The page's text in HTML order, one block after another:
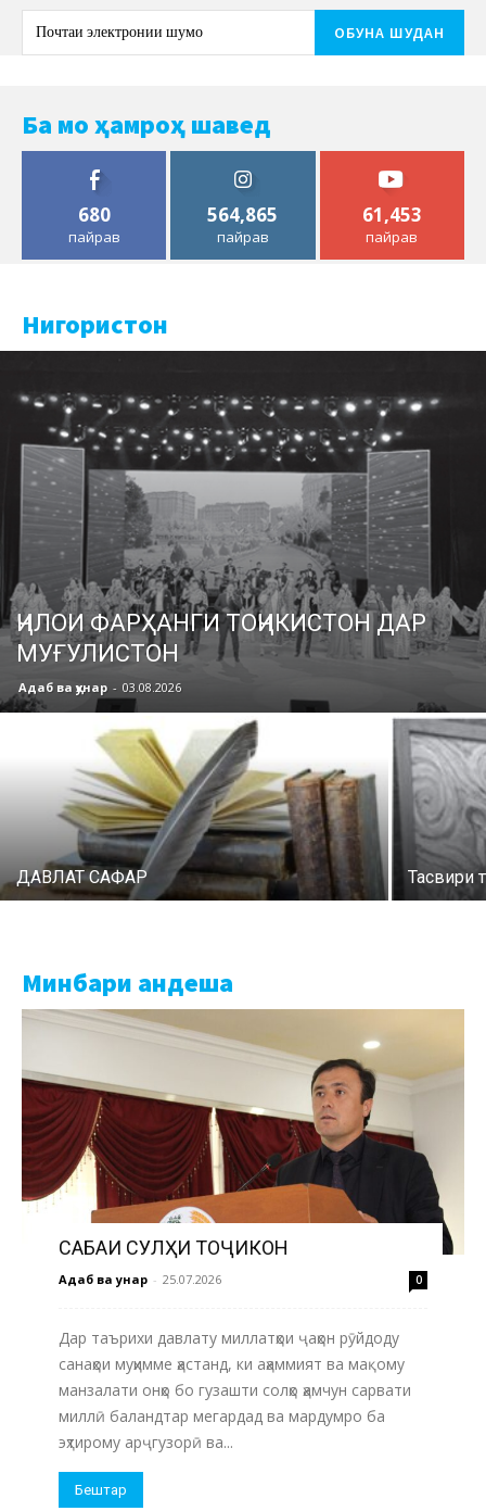
ОБУНА ШУДАН
Ба мо ҳамроҳ шавед
680
пайрав
564,865
пайрав
61,453
пайрав
Нигористон
ҶИЛОИ ФАРҲАНГИ ТОҶИКИСТОН ДАР
МУҒУЛИСТОН
Адаб ва ҳунар - 03.08.2026
ДАВЛАТ САФАР Тасвири
Минбари андеша
САБАҚИ СУЛҲИ ТОҶИКОН
Адаб ва ҳунар - 25.07.2026 0
Дар таърихи давлату миллатҳои ҷаҳон рӯйдоду
санаҳои муҳимме ҳастанд, ки аҳаммият ва мақому
манзалати онҳо бо гузашти солҳо ҳамчун сарвати
миллӣ баландтар мегардад ва мардумро ба
эҳтирому арҷгузорӣ ва...
Бештар